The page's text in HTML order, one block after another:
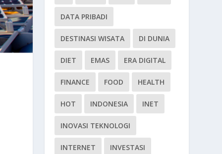
DATA PRIBADI
DESTINASI WISATA DI DUNIA
DIET EMAS ERA DIGITAL
FINANCE FOOD HEALTH
HOT INDONESIA INET
INOVASI TEKNOLOGI
INTERNET INVESTASI